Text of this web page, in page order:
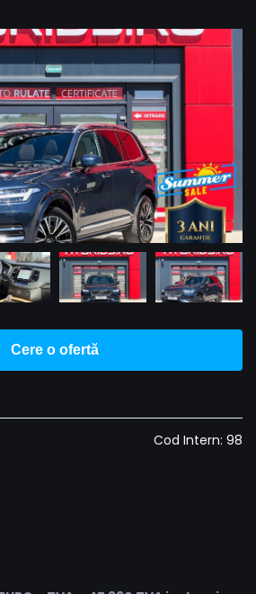
Cere o ofertă
Cod Intern: 98